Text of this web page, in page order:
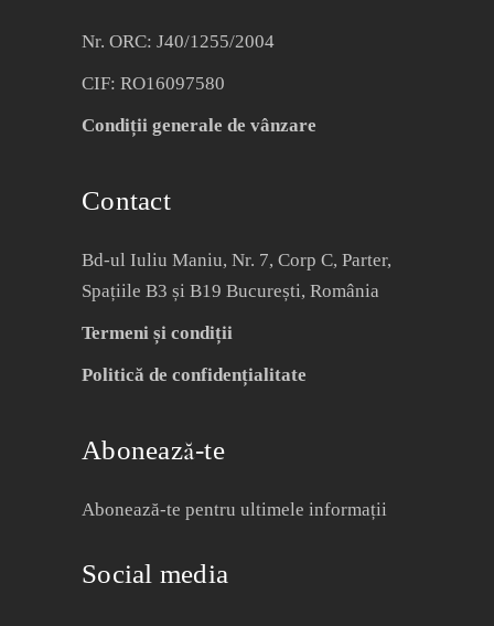
Nr. ORC: J40/1255/2004
CIF: RO16097580
Condiții generale de vânzare
Contact
Bd-ul Iuliu Maniu, Nr. 7, Corp C, Parter,
Spațiile B3 și B19 București, România
Termeni și condiții
Politică de confidențialitate
Abonează-te
Abonează-te pentru ultimele informații
Social media